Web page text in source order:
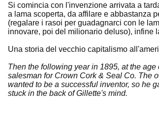
Si comincia con l'invenzione arrivata a
a lama scoperta, da affilare e abbastanza
(regalare i rasoi per guadagnarci con le
innovare, poi del milionario deluso), infine
Una storia del vecchio capitalismo
Then the following year in 1895, at the
salesman for Crown Cork & Seal Co. The
wanted to be a successful inventor, so he
stuck in the back of Gillette's mind.